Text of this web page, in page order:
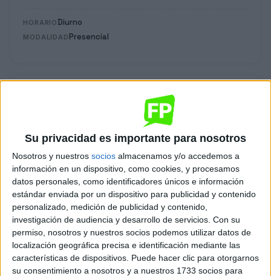
Su privacidad es importante para nosotros
Nosotros y nuestros socios almacenamos y/o accedemos a
información en un dispositivo, como cookies, y procesamos
datos personales, como identificadores únicos e información
estándar enviada por un dispositivo para publicidad y contenido
personalizado, medición de publicidad y contenido,
investigación de audiencia y desarrollo de servicios. Con su
permiso, nosotros y nuestros socios podemos utilizar datos de
localización geográfica precisa e identificación mediante las
características de dispositivos. Puede hacer clic para otorgarnos
su consentimiento a nosotros y a nuestros 1733 socios para
HORARIO Diurno
MODALIDAD Presencial
Programación de la Producción en
HORARIODiurno
MODALIDAD Presencial
Ciclos de Grado Medio 9 ciclos
Aceites de Oliva y Vinos